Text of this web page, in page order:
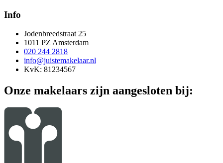
Info
Jodenbreedstraat 25
1011 PZ Amsterdam
020 244 2818
info@juistemakelaar.nl
KvK: 81234567
Onze makelaars zijn aangesloten bij: